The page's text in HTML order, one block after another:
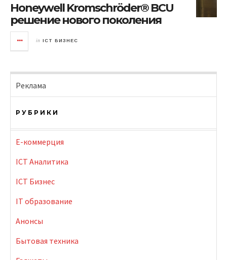
Honeywell Kromschröder® BCU
решение нового поколения
in ICT БИЗНЕС
Реклама
РУБРИКИ
E-коммерция
ICT Аналитика
ICT Бизнес
IT образование
Анонсы
Бытовая техника